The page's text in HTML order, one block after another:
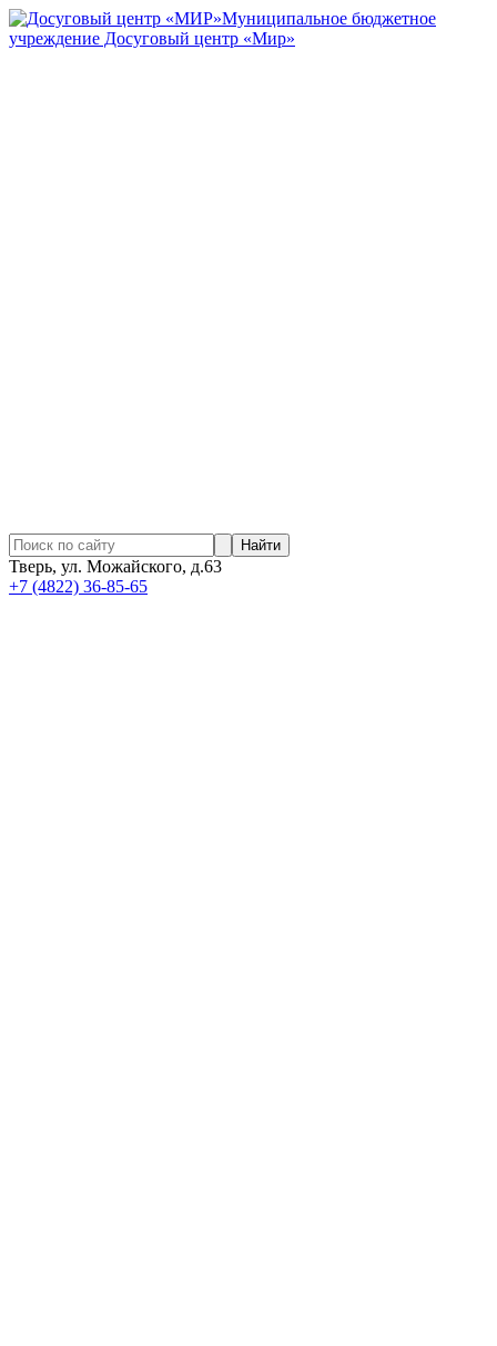
Муниципальное бюджетное
учреждение Досуговый центр «Мир»
Найти
Тверь, ул. Можайского, д.63
+7 (4822) 36-85-65